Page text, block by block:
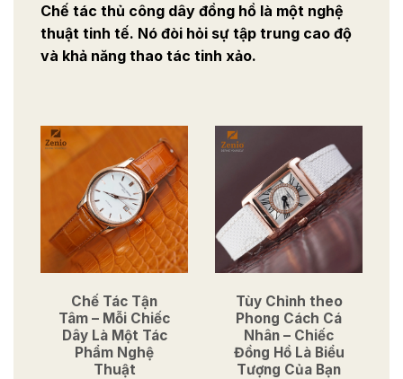
Chế tác thủ công dây đồng hồ là một nghệ
thuật tinh tế. Nó đòi hỏi sự tập trung cao độ
và khả năng thao tác tinh xảo.
Chế Tác Tận
Tâm – Mỗi Chiếc
Dây Là Một Tác
Phẩm Nghệ
Thuật
Tùy Chỉnh theo
Phong Cách Cá
Nhân – Chiếc
Đồng Hồ Là Biểu
Tượng Của Bạn